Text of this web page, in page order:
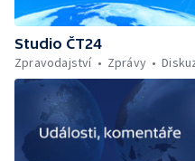
Studio ČT24
Zpravodajství
Zprávy